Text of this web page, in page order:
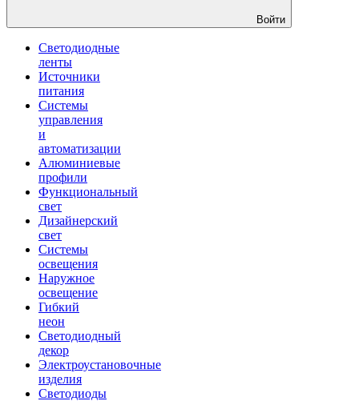
Войти
Светодиодные
ленты
Источники
питания
Системы
управления
и
автоматизации
Алюминиевые
профили
Функциональный
свет
Дизайнерский
свет
Системы
освещения
Наружное
освещение
Гибкий
неон
Светодиодный
декор
Электроустановочные
изделия
Светодиоды